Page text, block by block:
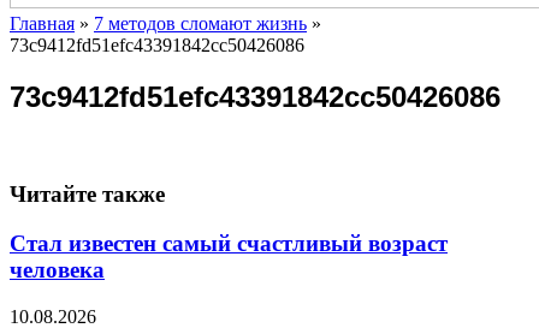
Главная » 7 методов сломают жизнь »
73c9412fd51efc43391842cc50426086
73c9412fd51efc43391842cc50426086
Читайте также
Стал известен самый счастливый возраст
человека
10.08.2026